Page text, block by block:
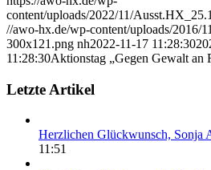
content/uploads/2022/11/
//awo-hx.de/wp-content/uploads/2016/
300x121.png nh2022-11-17 11:28:30
11:28:30Aktionstag „Gegen Gewalt an
Letzte Artikel
Herzlichen Glückwunsch, Sonja
11:51